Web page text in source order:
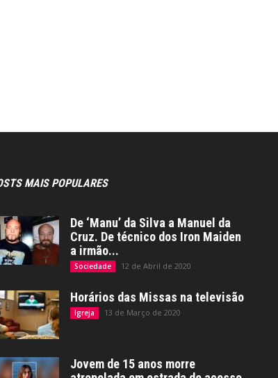
MAIS POPULARES
De ‘Manu’ da Silva a Manuel da
Cruz. De técnico dos Iron Maiden
a irmão...
Sociedade 12 de Abril de 2020
Horários das Missas na televisão
Igreja 13 de Março de 2020
Jovem de 15 anos morre